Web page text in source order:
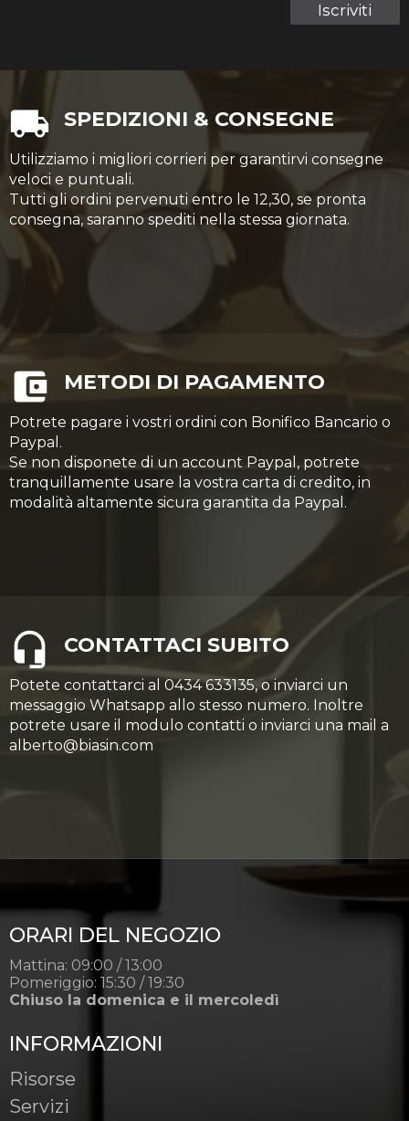
Iscriviti
SPEDIZIONI & CONSEGNE
Utilizziamo i migliori corrieri per garantirvi consegne
veloci e puntuali.
Tutti gli ordini pervenuti entro le 12,30, se pronta
consegna, saranno spediti nella stessa giornata.
METODI DI PAGAMENTO
Potrete pagare i vostri ordini con Bonifico Bancario o
Paypal.
Se non disponete di un account Paypal, potrete
tranquillamente usare la vostra carta di credito, in
modalità altamente sicura garantita da Paypal.
CONTATTACI SUBITO
Potete contattarci al 0434 633135, o inviarci un
messaggio Whatsapp allo stesso numero. Inoltre
potrete usare il modulo contatti o inviarci una mail a
alberto@biasin.com
ORARI DEL NEGOZIO
Mattina: 09:00 / 13:00
Pomeriggio: 15:30 / 19:30
Chiuso la domenica e il mercoledì
INFORMAZIONI
Risorse
Servizi